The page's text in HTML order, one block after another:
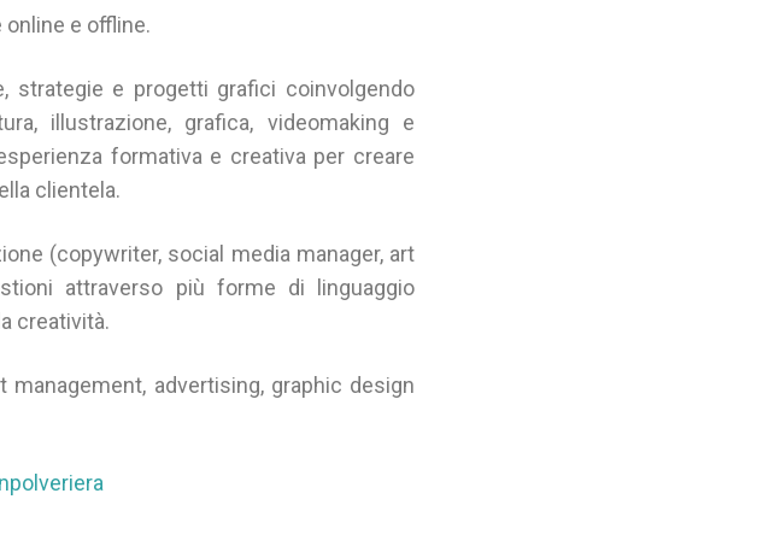
e offline.
strategie e progetti grafici coinvolgendo
illustrazione, grafica, videomaking e
formativa e creativa per creare
clientela.
(copywriter, social media manager, art
attraverso più forme di linguaggio
creatività.
advertising, graphic design